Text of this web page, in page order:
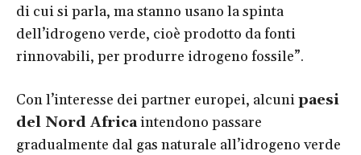
di cui si parla, ma stanno usano la spinta
dell’idrogeno verde, cioè prodotto da fonti
rinnovabili, per produrre idrogeno fossile”.
Con l’interesse dei partner europei, alcunipaesi
del Nord Africaintendono passare
gradualmente dal gas naturale all’idrogeno verde